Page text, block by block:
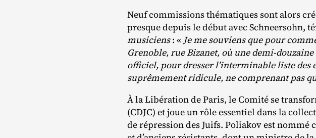
Neuf commissions thématiques sont alors
presque depuis le début avec Schneersohn,
musiciens: «Je me souviens que pour
Grenoble, rue Bizanet, où une demi-
officiel, pour dresser l’interminable liste des
suprêmement ridicule, ne comprenant pas
À la Libération de Paris, le Comité se
(CDJC) et joue un rôle essentiel dans la
de répression des Juifs. Poliakov est nommé